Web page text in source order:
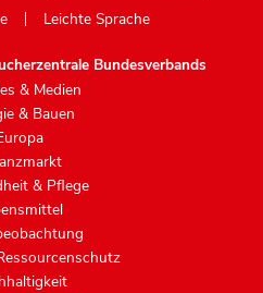
Leichte Sprache
Bundesverbands
& Medien
& Bauen
& Pflege